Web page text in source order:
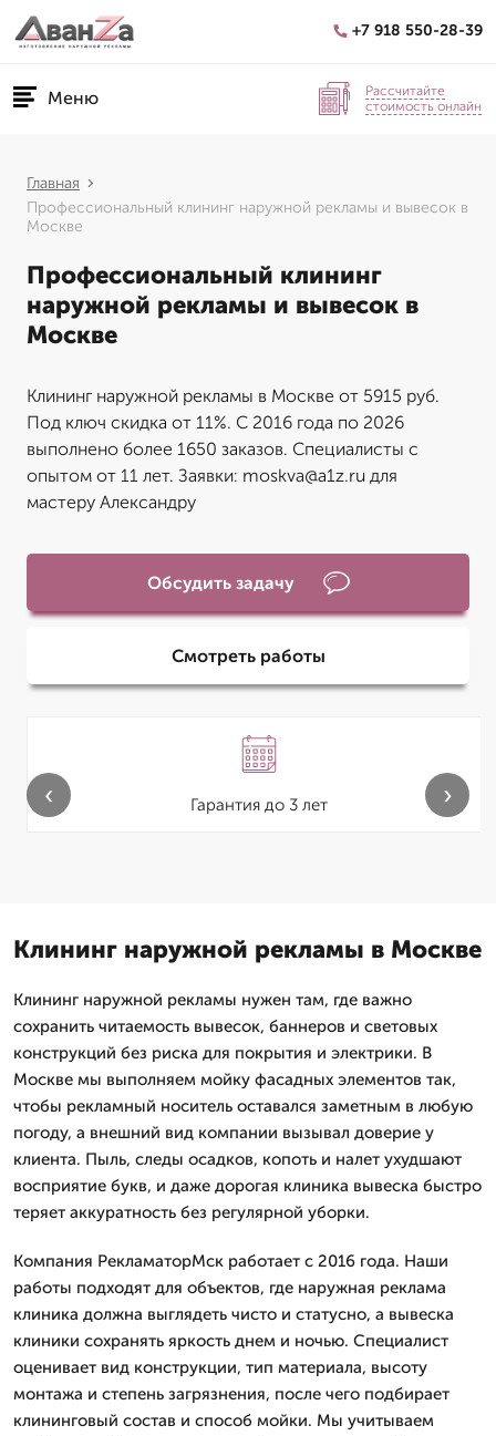
+7 918 550-28-39
Меню
Рассчитайте
стоимость онлайн
Главная
Профессиональный клининг наружной рекламы и вывесок в
Москве
Профессиональный клининг
наружной рекламы и вывесок в
Москве
Клининг наружной рекламы в Москве от 5915 руб.
Под ключ скидка от 11%. С 2016 года по 2026
выполнено более 1650 заказов. Специалисты с
опытом от 11 лет. Заявки: moskva@a1z.ru для
мастеру Александру
Обсудить задачу
Смотреть работы
Гарантия до 3 лет
‹ ›
Клининг наружной рекламы в Москве
Клининг наружной рекламы нужен там, где важно
сохранить читаемость вывесок, баннеров и световых
конструкций без риска для покрытия и электрики. В
Москве мы выполняем мойку фасадных элементов так,
чтобы рекламный носитель оставался заметным в любую
погоду, а внешний вид компании вызывал доверие у
клиента. Пыль, следы осадков, копоть и налет ухудшают
восприятие букв, и даже дорогая клиника вывеска быстро
теряет аккуратность без регулярной уборки.
Компания РекламаторМск работает с 2016 года. Наши
работы подходят для объектов, где наружная реклама
клиника должна выглядеть чисто и статусно, а вывеска
клиники сохранять яркость днем и ночью. Специалист
оценивает вид конструкции, тип материала, высоту
монтажа и степень загрязнения, после чего подбирает
клининговый состав и способ мойки. Мы учитываем